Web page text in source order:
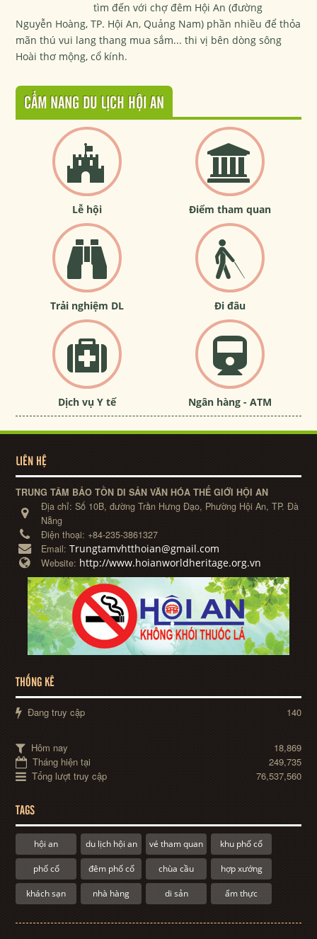
tìm đến với chợ đêm Hội An (đường
Nguyễn Hoàng, TP. Hội An, Quảng Nam) phần nhiều để thỏa
mãn thú vui lang thang mua sắm... thi vị bên dòng sông
Hoài thơ mộng, cổ kính.
CẨM NANG DU LỊCH HỘI AN
Lễ hội Điểm tham quan
Trải nghiệm DL Đi đâu
Dịch vụ Y tế Ngân hàng - ATM
LIÊN HỆ
TRUNG TÂM BẢO TỒN DI SẢN VĂN HÓA THẾ GIỚI HỘI AN
Địa chỉ:Số 10B, đường Trần Hưng Đạo, Phường Hội An, TP. Đà
Nẵng
Điện thoại: +84-235-3861327
Email:Trungtamvhtthoian@gmail.com
Website: http://www.hoianworldheritage.org.vn
THỐNG KÊ
Đang truy cập 140
Hôm nay
18,869
Tháng hiện tại
249,735
Tổng lượt truy cập
76,537,560
TAGS
hội an du lịch hội an vé tham quan khu phố cổ
phố cổ đêm phố cổ chùa cầu hợp xướng
khách sạn nhà hàng di sản ẩm thực